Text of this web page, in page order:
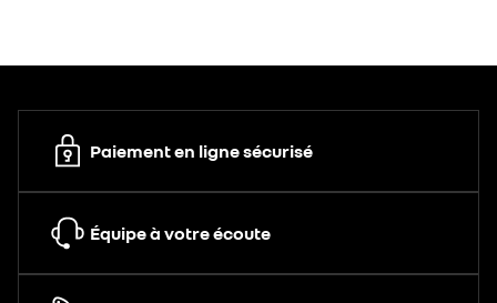
Paiement en ligne sécurisé
Équipe à votre écoute